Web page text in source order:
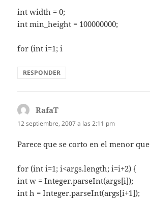
int width = 0;
int min_height = 100000000;
for (int i=1; i
RESPONDER
RafaT
12 septiembre, 2007 a las 2:11 pm
Parece que se corto en el menor que
for (int i=1; i<args.length; i=i+2) {
int w = Integer.parseInt(args[i]);
int h = Integer.parseInt(args[i+1]);